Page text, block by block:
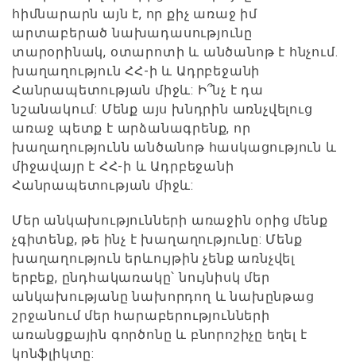
հիմնարարն այն է, որ քիչ առաջ իմ
արտաբերած նախադասությունը
տարօրինակ, օտարոտի և անծանոթ է հնչում.
խաղաղություն ՀՀ-ի և Ադրբեջանի
Հանրապետության միջև: Ի՞նչ է դա
նշանակում: Մենք այս խնդրին առնչվելուց
առաջ պետք է արձանագրենք, որ
խաղաղությունն անծանոթ հասկացություն և
միջավայր է ՀՀ-ի և Ադրբեջանի
Հանրապետության միջև:
Մեր անկախությունների առաջին օրից մենք
չգիտենք, թե ինչ է խաղաղությունը: Մենք
խաղաղություն երևույթին չենք առնչվել
երբեք, ընդհակառակը՝ նույնիսկ մեր
անկախությանը նախորդող և նախընթաց
շրջանում մեր հարաբերությունների
առանցքային գործոնը և բնորոշիչը եղել է
կոնֆլիկտը: